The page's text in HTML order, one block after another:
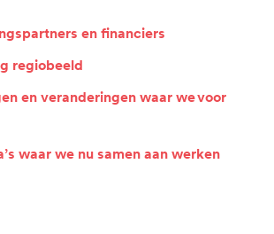
en financiers
regiobeeld
en veranderingen waar we voor
waar we nu samen aan werken